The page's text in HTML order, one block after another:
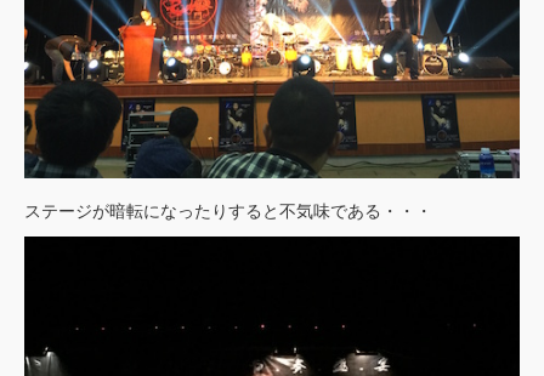
ステージが暗転になったりすると不気味である・・・